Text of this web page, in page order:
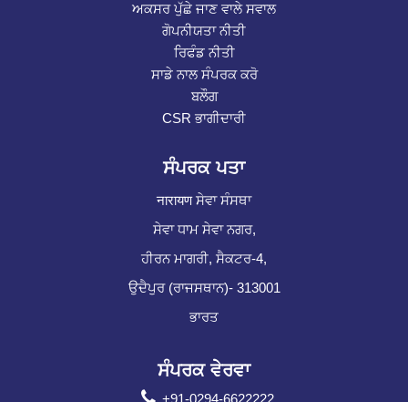
ਅਕਸਰ ਪੁੱਛੇ ਜਾਣ ਵਾਲੇ ਸਵਾਲ
ਗੋਪਨੀਯਤਾ ਨੀਤੀ
ਰਿਫੰਡ ਨੀਤੀ
ਸਾਡੇ ਨਾਲ ਸੰਪਰਕ ਕਰੋ
ਬਲੌਗ
CSR ਭਾਗੀਦਾਰੀ
ਸੰਪਰਕ ਪਤਾ
नारायण ਸੇਵਾ ਸੰਸਥਾ
ਸੇਵਾ ਧਾਮ ਸੇਵਾ ਨਗਰ,
ਹੀਰਨ ਮਾਗਰੀ, ਸੈਕਟਰ-4,
ਉਦੈਪੁਰ (ਰਾਜਸਥਾਨ)- 313001
ਭਾਰਤ
ਸੰਪਰਕ ਵੇਰਵਾ